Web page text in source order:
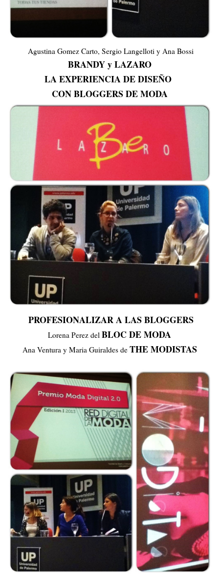
Agustina Gomez Carto, Sergio Langelloti y Ana Bossi
BRANDY y LAZARO
LA EXPERIENCIA DE DISEÑO
CON BLOGGERS DE MODA
PROFESIONALIZAR A LAS BLOGGERS
Lorena Perez del BLOC DE MODA
Ana Ventura y Maria Guiraldes de THE MODISTAS